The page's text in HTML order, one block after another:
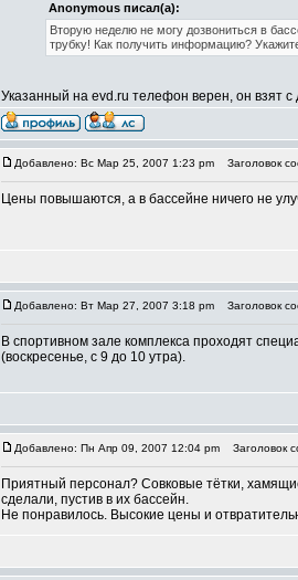
Anonymous писал(а):
Вторую неделю не могу дозвониться в
трубку! Как получить информацию?
Указанный на evd.ru телефон верен, он взят
Добавлено: Вс Мар 25, 2007 1:23 pm Заголовок
Цены повышаются, а в бассейне ничего не
Добавлено: Вт Мар 27, 2007 3:18 pm Заголовок
В спортивном зале комплекса проходят
(воскресенье, с 9 до 10 утра).
Добавлено: Пн Апр 09, 2007 12:04 pm Заголовок
Приятный персонал? Совковые тётки,
сделали, пустив в их бассейн.
Не понравилось. Высокие цены и